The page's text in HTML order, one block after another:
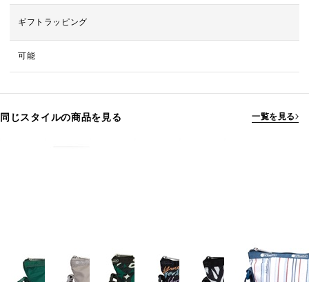
ギフトラッピング
可能
同じスタイルの商品を見る 一覧を見る